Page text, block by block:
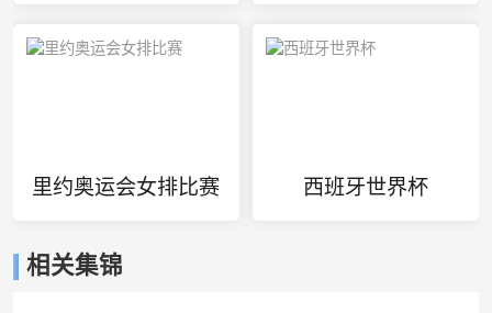
里约奥运会女排比赛 西班牙世界杯
相关集锦